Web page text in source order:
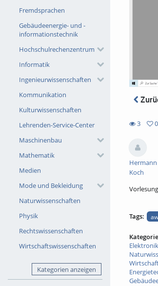
Fremdsprachen
Gebäudeenergie- und -
informationstechnik
Hochschulrechenzentrum
Informatik
Ingenieurwissenschaften
Kommunikation
Kulturwissenschaften
Lehrenden-Service-Center
Maschinenbau
Mathematik
Medien
Mode und Bekleidung
Naturwissenschaften
Physik
Rechtswissenschaften
Wirtschaftswissenschaften
Kategorien anzeigen
3
views
0
favorites
Hermann
Koch
Tags: